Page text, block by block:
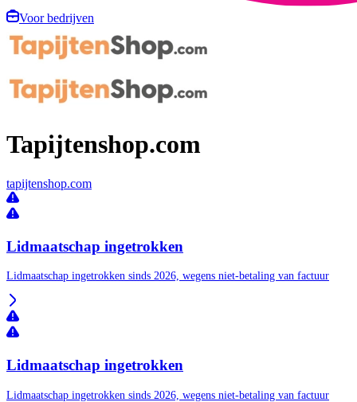
Voor bedrijven
Tapijtenshop.com
tapijtenshop.com
Lidmaatschap ingetrokken
Lidmaatschap ingetrokken sinds 2026, wegens niet-betaling van factuur
Lidmaatschap ingetrokken
Lidmaatschap ingetrokken sinds 2026, wegens niet-betaling van factuur